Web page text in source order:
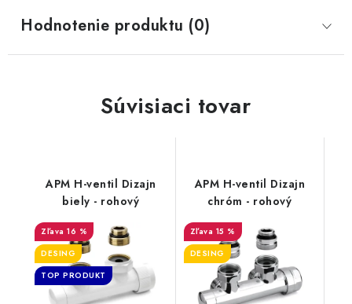
Hodnotenie produktu (0)
Súvisiaci tovar
APM H-ventil Dizajn
biely - rohový
16 %
DESING
TOP PRODUKT
APM H-ventil Dizajn
chróm - rohový
15 %
DESING